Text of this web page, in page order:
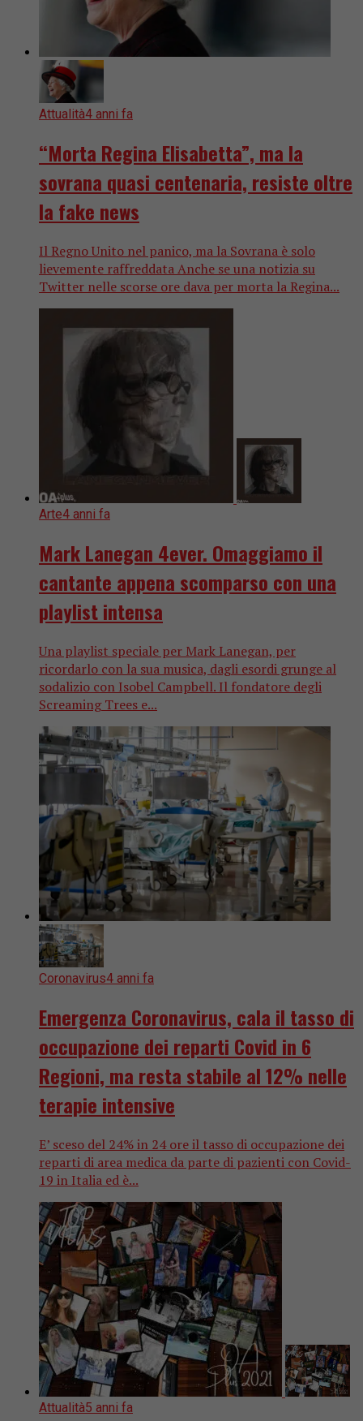
Attualità4 anni fa
“Morta Regina Elisabetta”, ma la
sovrana quasi centenaria, resiste oltre
la fake news
Il Regno Unito nel panico, ma la Sovrana è solo
lievemente raffreddata Anche se una notizia su
Twitter nelle scorse ore dava per morta la Regina...
Arte4 anni fa
Mark Lanegan 4ever. Omaggiamo il
cantante appena scomparso con una
playlist intensa
Una playlist speciale per Mark Lanegan, per
ricordarlo con la sua musica, dagli esordi grunge al
sodalizio con Isobel Campbell. Il fondatore degli
Screaming Trees e...
Coronavirus4 anni fa
Emergenza Coronavirus, cala il tasso di
occupazione dei reparti Covid in 6
Regioni, ma resta stabile al 12% nelle
terapie intensive
E’ sceso del 24% in 24 ore il tasso di occupazione dei
reparti di area medica da parte di pazienti con Covid-
19 in Italia ed è...
Attualità5 anni fa